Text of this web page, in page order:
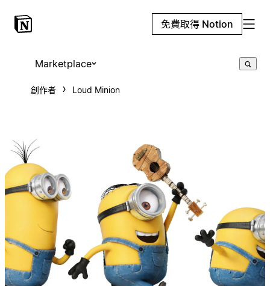
免費取得 Notion
Marketplace
創作者 Loud Minion